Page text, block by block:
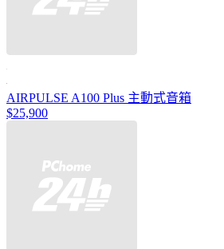
AIRPULSE A100 Plus 主動式音箱
$25,900